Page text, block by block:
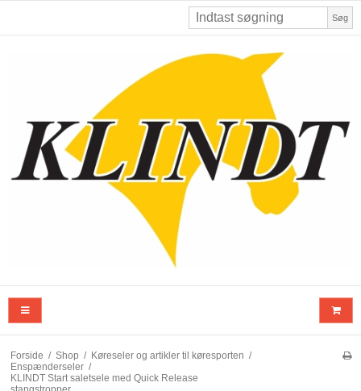
Søg
Forside / Shop / Køreseler og artikler til køresporten /
Enspænderseler /
KLINDT Start saletsele med Quick Release